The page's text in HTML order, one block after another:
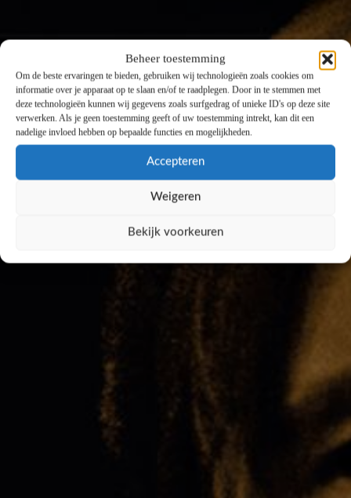
Beheer toestemming
Om de beste ervaringen te bieden, gebruiken wij technologieën zoals cookies om
informatie over je apparaat op te slaan en/of te raadplegen. Door in te stemmen met
deze technologieën kunnen wij gegevens zoals surfgedrag of unieke ID's op deze site
verwerken. Als je geen toestemming geeft of uw toestemming intrekt, kan dit een
nadelige invloed hebben op bepaalde functies en mogelijkheden.
Accepteren
Weigeren
Bekijk voorkeuren